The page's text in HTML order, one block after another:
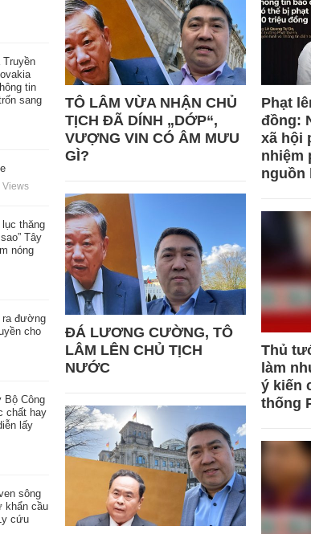
tin
sang
Views
lục thăng
Tây
nóng
đường
cho
Bộ Công
chất hay
lấy
sông
khẩn cầu
cứu
TÔ LÂM VỪA NHẬN CHỦ
TỊCH ĐÃ DÍNH „DỚP“,
VƯỢNG VIN CÓ ÂM MƯU
GÌ?
ĐÁ LƯƠNG CƯỜNG, TÔ
LÂM LÊN CHỦ TỊCH
NƯỚC
Phạt
đồng:
xã hội
nhiệm
nguồn
Thủ
làm
ý kiến
thống